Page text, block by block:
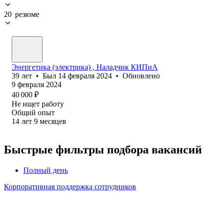
20 резюме
Энергетика (электрика) , Наладчик КИПиА
39 лет • Был 14 февраля 2024 • Обновлено
9 февраля 2024
40 000 ₽
Не ищет работу
Общий опыт
14 лет 9 месяцев
Быстрые фильтры подбора вакансий
Полный день
Корпоративная поддержка сотрудников